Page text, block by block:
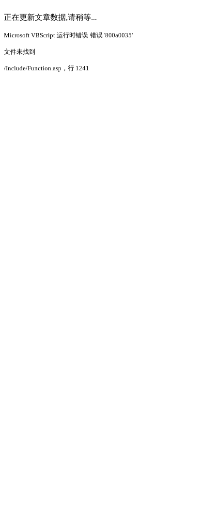
正在更新文章数据,请稍等...
Microsoft VBScript 运行时错误 错误 '800a0035'
文件未找到
/Include/Function.asp ，行 1241